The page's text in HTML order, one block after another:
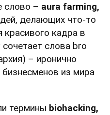
слово – aura farming,
делающих что-то
кадра в
сочетает слова bro
– иронично
из мира
термины biohacking,